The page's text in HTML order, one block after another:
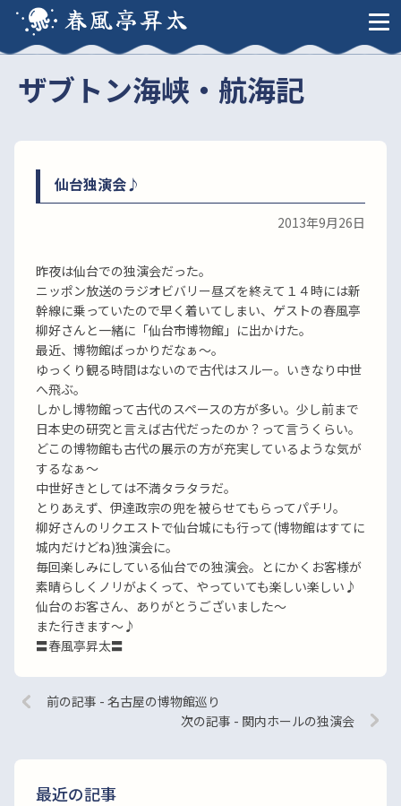
春風亭昇太
ザブトン海峡・航海記
仙台独演会♪
2013年9月26日
昨夜は仙台での独演会だった。
ニッポン放送のラジオビバリー昼ズを終えて１４時には新
幹線に乗っていたので早く着いてしまい、ゲストの春風亭
柳好さんと一緒に「仙台市博物館」に出かけた。
最近、博物館ばっかりだなぁ〜。
ゆっくり観る時間はないので古代はスルー。いきなり中世
へ飛ぶ。
しかし博物館って古代のスペースの方が多い。少し前まで
日本史の研究と言えば古代だったのか？って言うくらい。
どこの博物館も古代の展示の方が充実しているような気が
するなぁ〜
中世好きとしては不満タラタラだ。
とりあえず、伊達政宗の兜を被らせてもらってパチリ。
柳好さんのリクエストで仙台城にも行って(博物館はすてに
城内だけどね)独演会に。
毎回楽しみにしている仙台での独演会。とにかくお客様が
素晴らしくノリがよくって、やっていても楽しい楽しい♪
仙台のお客さん、ありがとうございました〜
また行きます〜♪
〓春風亭昇太〓
前の記事 - 名古屋の博物館巡り
次の記事 - 関内ホールの独演会
最近の記事